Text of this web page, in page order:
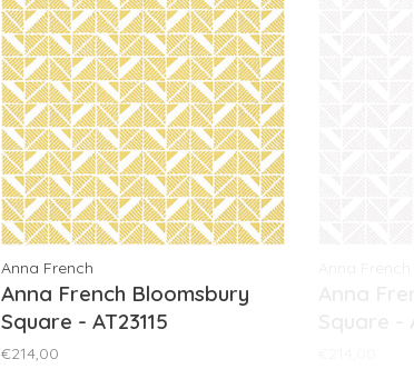
Anna French
Anna French Bloomsbury
Square - AT23115
€214,00